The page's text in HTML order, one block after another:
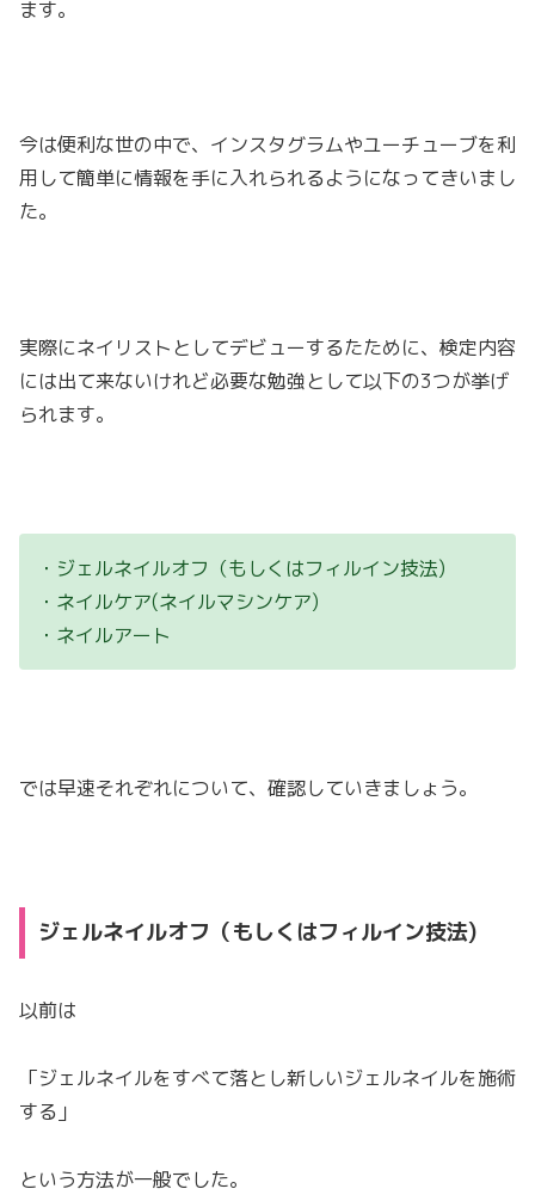
ます。
今は便利な世の中で、インスタグラムやユーチューブを利
用して簡単に情報を手に入れられるようになってきいまし
た。
実際にネイリストとしてデビューするたために、検定内容
には出て来ないけれど必要な勉強として以下の3つが挙げ
られます。
・ジェルネイルオフ（もしくはフィルイン技法)
・ネイルケア(ネイルマシンケア)
・ネイルアート
では早速それぞれについて、確認していきましょう。
ジェルネイルオフ（もしくはフィルイン技法)
以前は
「ジェルネイルをすべて落とし新しいジェルネイルを施術
する」
という方法が一般でした。